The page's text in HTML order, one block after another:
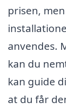
prisen,
anvendes.
kan du
kan guide
at du får